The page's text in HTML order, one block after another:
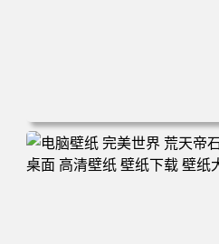
电脑壁纸 动漫 无限 罗小黑 罗
鹿野师姐 电脑桌面 高清壁纸 壁